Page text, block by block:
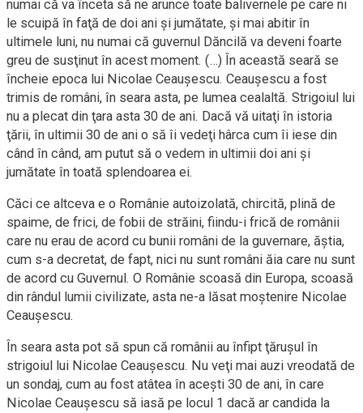
numai că va înceta să ne arunce toate balivernele pe care ni
le scuipă în faţă de doi ani şi jumătate, şi mai abitir în
ultimele luni, nu numai că guvernul Dăncilă va deveni foarte
greu de susţinut în acest moment. (…) În această seară se
încheie epoca lui Nicolae Ceauşescu. Ceauşescu a fost
trimis de români, în seara asta, pe lumea cealaltă. Strigoiul lui
nu a plecat din ţara asta 30 de ani. Dacă vă uitaţi în istoria
ţării, în ultimii 30 de ani o să îi vedeţi hârca cum îi iese din
când în când, am putut să o vedem in ultimii doi ani şi
jumătate în toată splendoarea ei.
Căci ce altceva e o Românie autoizolată, chircită, plină de
spaime, de frici, de fobii de străini, fiindu-i frică de românii
care nu erau de acord cu bunii români de la guvernare, ăştia,
cum s-a decretat, de fapt, nici nu sunt români ăia care nu sunt
de acord cu Guvernul. O Românie scoasă din Europa, scoasă
din rândul lumii civilizate, asta ne-a lăsat moştenire Nicolae
Ceauşescu.
În seara asta pot să spun că românii au înfipt ţăruşul în
strigoiul lui Nicolae Ceauşescu. Nu veţi mai auzi vreodată de
un sondaj, cum au fost atâtea în aceşti 30 de ani, în care
Nicolae Ceauşescu să iasă pe locul 1 dacă ar candida la